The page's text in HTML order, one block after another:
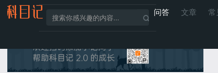
问答 文章 常